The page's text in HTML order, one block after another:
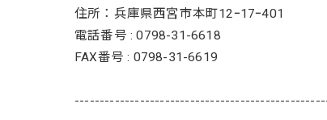
住所：兵庫県西宮市本町12ｰ17ｰ401
電話番号 : 0798-31-6618
FAX番号 : 0798-31-6619